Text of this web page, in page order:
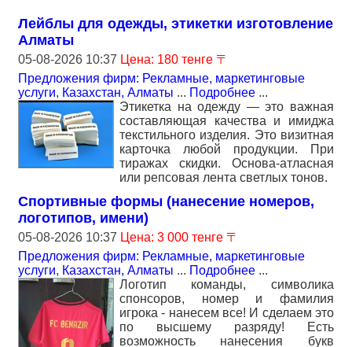
Лейблы для одежды, этикетки изготовление
Алматы
05-08-2026 10:37 Цена: 180 тенге 〒
Предложения фирм: Рекламные, маркетинговые
услуги, Казахстан, Алматы ... Подробнее ...
Этикетка на одежду — это важная
составляющая качества и имиджа
текстильного изделия. Это визитная
карточка любой продукции. При
тиражах скидки. Основа-атласная
или репсовая лента светлых тонов.
Спортивные формы (нанесение номеров,
логотипов, имени)
05-08-2026 10:37 Цена: 3 000 тенге 〒
Предложения фирм: Рекламные, маркетинговые
услуги, Казахстан, Алматы ... Подробнее ...
Логотип команды, символика
спонсоров, номер и фамилия
игрока - нанесем все! И сделаем это
по высшему разряду! Есть
возможность нанесения букв